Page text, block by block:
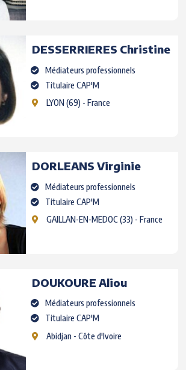
DESSERRIERES Christine
Médiateurs professionnels
Titulaire CAP'M
LYON(69) - France
DORLEANS Virginie
Médiateurs professionnels
Titulaire CAP'M
GAILLAN-EN-MEDOC(33) - France
DOUKOURE Aliou
Médiateurs professionnels
Titulaire CAP'M
Abidjan- Côte d'Ivoire